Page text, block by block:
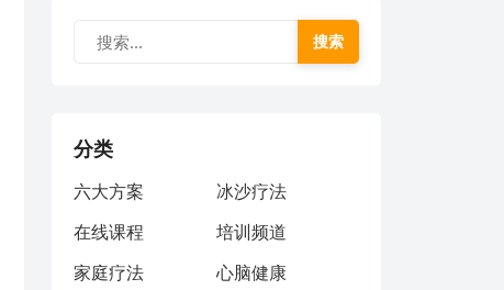
搜索
分类
六大方案
冰沙疗法
在线课程
培训频道
家庭疗法
心脑健康